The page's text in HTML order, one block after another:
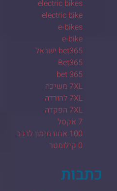
electric bikes
electric bike
e-bikes
e-bike
bet365 ישראל
Bet365
bet 365
7XL משיכה
7XL להורדה
7XL הפקדה
7 אקסל
100 אחוז מימון לרכב
0 קילומטר
כתבות